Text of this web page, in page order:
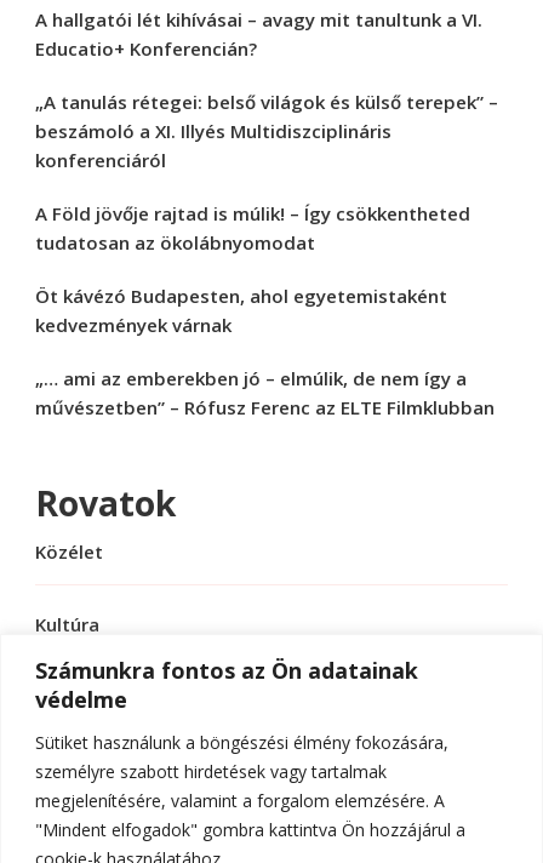
Számunkra fontos az Ön adatainak
védelme
Sütiket használunk a böngészési élmény fokozására,
személyre szabott hirdetések vagy tartalmak
megjelenítésére, valamint a forgalom elemzésére. A
"Mindent elfogadok" gombra kattintva Ön hozzájárul a
cookie-k használatához.
A hallgatói lét kihívásai – avagy mit tanultunk a VI.
Educatio+ Konferencián?
„A tanulás rétegei: belső világok és külső terepek” –
beszámoló a XI. Illyés Multidiszciplináris
konferenciáról
A Föld jövője rajtad is múlik! – Így csökkentheted
tudatosan az ökolábnyomodat
Öt kávézó Budapesten, ahol egyetemistaként
kedvezmények várnak
„… ami az emberekben jó – elmúlik, de nem így a
művészetben” – Rófusz Ferenc az ELTE Filmklubban
Rovatok
Közélet
Kultúra
Sport
Tudomány